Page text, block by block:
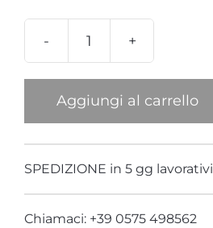
Baby
Camoscio
Giraffa
quantità
Aggiungi al carrello
SPEDIZIONE in 5 gg lavorativi
Chiamaci: +39 0575 498562